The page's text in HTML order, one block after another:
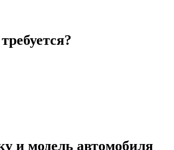
и модель автомобиля